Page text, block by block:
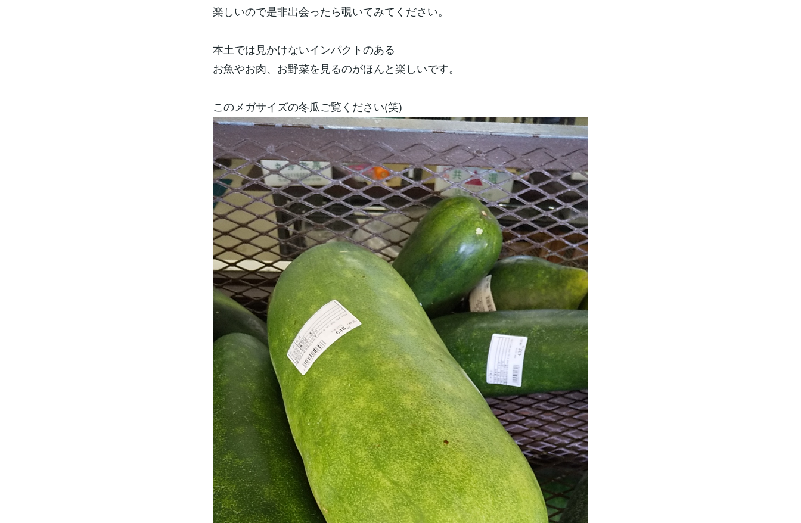
楽しいので是非出会ったら覗いてみてください。
本土では見かけないインパクトのある
お魚やお肉、お野菜を見るのがほんと楽しいです。
このメガサイズの冬瓜ご覧ください(笑)